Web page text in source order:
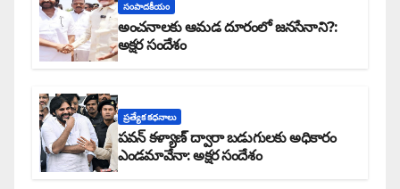
సంపాదకీయం
అంచనాలకు ఆమడ దూరంలో జనసేనాని?:
అక్షర సందేశం
ప్రత్యేక కధనాలు
పవన్ కళ్యాణ్ ద్వారా బడుగులకు అధికారం
ఎండమావేనా: అక్షర సందేశం